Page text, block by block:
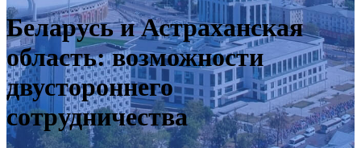
Беларусь и Астраханская
область: возможности
двустороннего
сотрудничества